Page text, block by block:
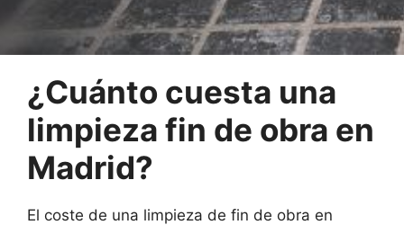
¿Cuánto cuesta una
limpieza fin de obra en
Madrid?
El coste de una limpieza de fin de obra en